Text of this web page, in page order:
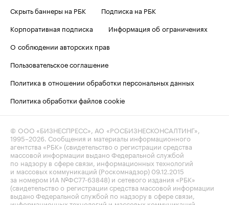
Скрыть баннеры на РБК
Подписка на РБК
Корпоративная подписка
Информация об ограничениях
О соблюдении авторских прав
Пользовательское соглашение
Политика в отношении обработки персональных данных
Политика обработки файлов cookie
© ООО «БИЗНЕСПРЕСС», АО «РОСБИЗНЕСКОНСАЛТИНГ»,
1995–2026 . Сообщения и материалы информационного
агентства «РБК» (свидетельство о регистрации средства
массовой информации выдано Федеральной службой
по надзору в сфере связи, информационных технологий
и массовых коммуникаций (Роскомнадзор) 09.12.2015
за номером ИА №ФС77-63848) и сетевого издания «РБК»
(свидетельство о регистрации средства массовой информации
выдано Федеральной службой по надзору в сфере связи,